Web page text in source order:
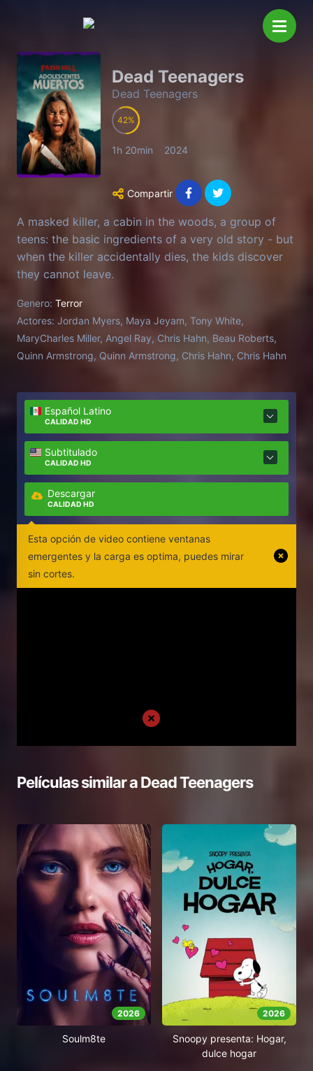
Dead Teenagers
Dead Teenagers
42
1h 20min 2024
Compartir
A masked killer, a cabin in the woods, a group of
teens: the basic ingredients of a very old story - but
when the killer accidentally dies, the kids discover
they cannot leave.
Genero: Terror
Actores: Jordan Myers, Maya Jeyam, Tony White,
MaryCharles Miller, Angel Ray, Chris Hahn, Beau Roberts,
Quinn Armstrong, Quinn Armstrong, Chris Hahn, Chris Hahn
Español Latino
CALIDAD HD
Subtitulado
CALIDAD HD
Descargar
CALIDAD HD
Esta opción de video contiene ventanas
emergentes y la carga es optima, puedes mirar
sin cortes.
Películas similar aDead Teenagers
2026
Soulm8te
2026
Snoopy presenta: Hogar,
dulce hogar